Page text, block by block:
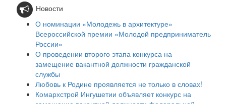
Новости
О номинации «Молодежь в архитектуре»
Всероссийской премии «Молодой предприниматель
России»
О проведении второго этапа конкурса на
замещение вакантной должности гражданской
службы
Любовь к Родине проявляется не только в словах!
Комархстрой Ингушетии объявляет конкурс на